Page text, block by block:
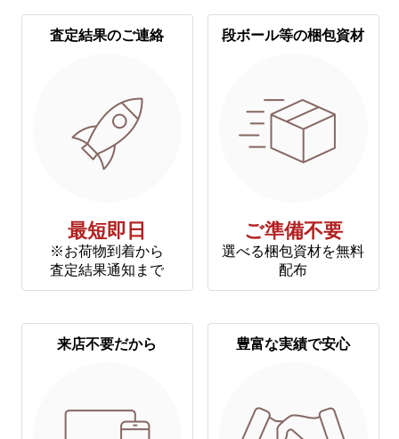
査定結果のご連絡
最短即日
※お荷物到着から
査定結果通知まで
段ボール等の梱包資材
ご準備不要
選べる梱包資材を無料
配布
来店不要だから 豊富な実績で安心